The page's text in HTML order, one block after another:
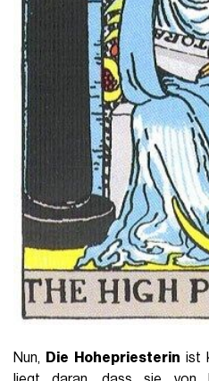
Nun, Die Hohepriesterin ist